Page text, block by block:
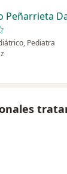
Peñarrieta
Pediatra